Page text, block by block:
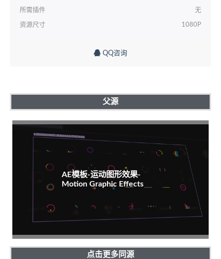
所需插件 无
资源尺寸 1080P
QQ咨询
父源
AE模板-运动图形效果-
Motion Graphic Effects
点击更多同源